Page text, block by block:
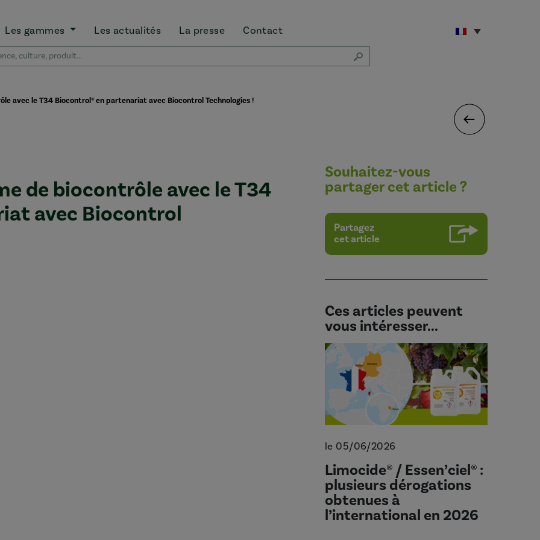
Les gammes Les actualités La presse Contact
avec le T34 Biocontrol® en partenariat avec Biocontrol Technologies !
de biocontrôle avec le T34
avec Biocontrol
Souhaitez-vous
partager cet article ?
Partagez
cet article
Ces articles peuvent
vous intéresser...
le 05/06/2026
Limocide® / Essen’ciel® :
plusieurs dérogations
obtenues à
l’international en 2026